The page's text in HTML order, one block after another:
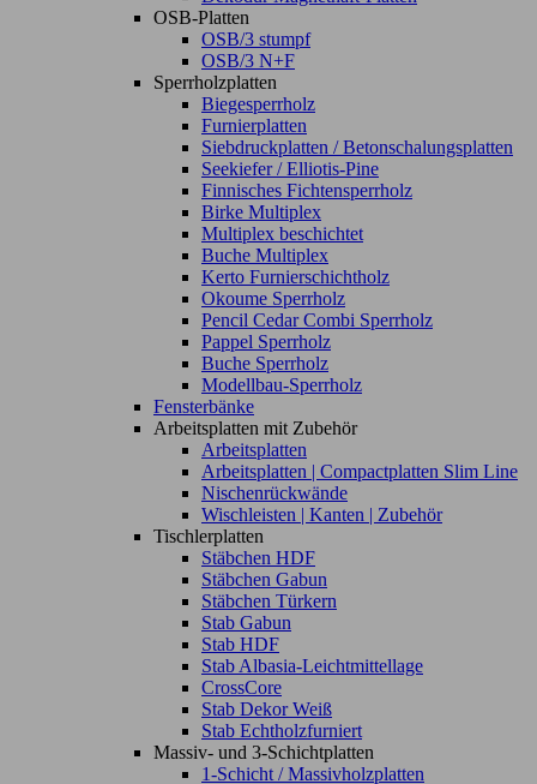
OSB-Platten
OSB/3 stumpf
OSB/3 N+F
Sperrholzplatten
Biegesperrholz
Furnierplatten
Siebdruckplatten / Betonschalungsplatten
Seekiefer / Elliotis-Pine
Finnisches Fichtensperrholz
Birke Multiplex
Multiplex beschichtet
Buche Multiplex
Kerto Furnierschichtholz
Okoume Sperrholz
Pencil Cedar Combi Sperrholz
Pappel Sperrholz
Buche Sperrholz
Modellbau-Sperrholz
Fensterbänke
Arbeitsplatten mit Zubehör
Arbeitsplatten
Arbeitsplatten | Compactplatten Slim Line
Nischenrückwände
Wischleisten | Kanten | Zubehör
Tischlerplatten
Stäbchen HDF
Stäbchen Gabun
Stäbchen Türkern
Stab Gabun
Stab HDF
Stab Albasia-Leichtmittellage
CrossCore
Stab Dekor Weiß
Stab Echtholzfurniert
Massiv- und 3-Schichtplatten
1-Schicht / Massivholzplatten